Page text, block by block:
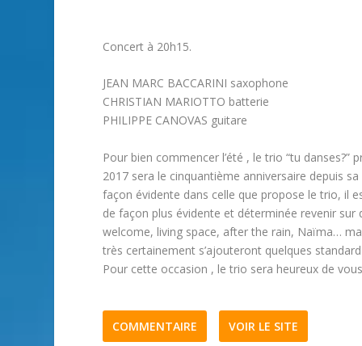
Concert à 20h15.
JEAN MARC BACCARINI saxophone
CHRISTIAN MARIOTTO batterie
PHILIPPE CANOVAS guitare
Pour bien commencer l’été , le trio “tu
2017 sera le cinquantième anniversaire depuis
façon évidente dans celle que propose le trio, il
de façon plus évidente et déterminée revenir
welcome, living space, after the rain, Naïma…
très certainement s’ajouteront quelques
Pour cette occasion , le trio sera heureux de
COMMENTAIRE VOIR LE SITE